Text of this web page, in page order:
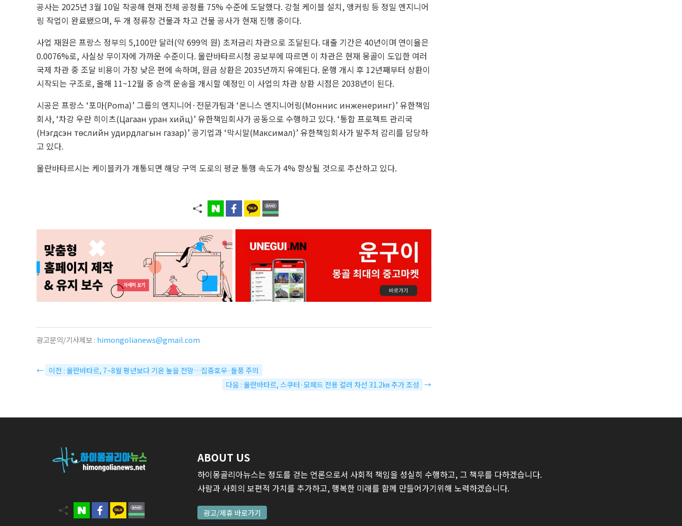
공사는 2025년 3월 10일 착공해 현재 전체 공정률 75% 수준에 도달했다. 강철 케이블 설치, 앵커링 등 정밀 엔지니어
링 작업이 완료됐으며, 두 개 정류장 건물과 차고 건물 공사가 현재 진행 중이다.
사업 재원은 프랑스 정부의 5,100만 달러(약 699억 원) 초저금리 차관으로 조달된다. 대출 기간은 40년이며 연이율은
0.0076%로, 사실상 무이자에 가까운 수준이다. 울란바타르시청 공보부에 따르면 이 차관은 현재 몽골이 도입한 여러
국제 차관 중 조달 비용이 가장 낮은 편에 속하며, 원금 상환은 2035년까지 유예된다. 운행 개시 후 12년째부터 상환이
시작되는 구조로, 올해 11~12월 중 승객 운송을 개시할 예정인 이 사업의 차관 상환 시점은 2038년이 된다.
시공은 프랑스 ‘포마(Poma)’ 그룹의 엔지니어·전문가팀과 ‘몬니스 엔지니어링(Моннис инженеринг)’ 유한책임
회사, ‘차강 우란 히이츠(Цагаан уран хийц)’ 유한책임회사가 공동으로 수행하고 있다. ‘통합 프로젝트 관리국
(Нэгдсэн төслийн удирдлагын газар)’ 공기업과 ‘막시말(Максимал)’ 유한책임회사가 발주처 감리를 담당하
고 있다.
울란바타르시는 케이블카가 개통되면 해당 구역 도로의 평균 통행 속도가 4% 향상될 것으로 추산하고 있다.
광고문의/기사제보 : himongolianews@gmail.com
← 이전 : 울란바타르, 7~8월 평년보다 기온 높을 전망…집중호우·돌풍 주의
다음 : 울란바타르, 스쿠터·모페드 전용 컬러 차선 31.2㎞ 추가 조성 →
ABOUT US
하이몽골리아뉴스는 정도를 걷는 언론으로서 사회적 책임을 성실히 수행하고, 그 책무를 다하겠습니다.
사람과 사회의 보편적 가치를 추가하고, 행복한 미래를 함께 만들어가기위해 노력하겠습니다.
광고/제휴 바로가기